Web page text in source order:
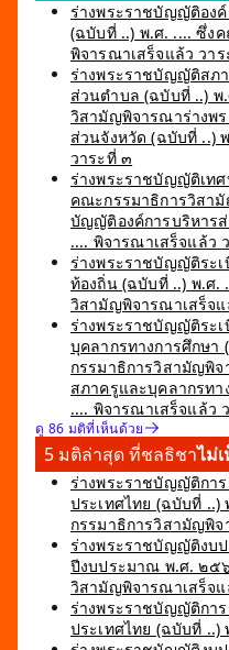
ร่างพระราชบัญญัติอง
(ฉบับที่ ..) พ.ศ. .... ซึ่ง
พิจารณาเสร็จแล้ว วา
ร่างพระราชบัญญัติสภ
ส่วนตำบล (ฉบับที่ ..) พ
วิสามัญพิจารณาร่างพ
ส่วนจังหวัด (ฉบับที่ ..)
วาระที่ ๓
ร่างพระราชบัญญัติเท
คณะกรรมาธิการวิสา
บัญญัติองค์การบริหาร
.... พิจารณาเสร็จแล้ว
ร่างพระราชบัญญัติระ
ท้องถิ่น (ฉบับที่ ..) พ.ศ.
วิสามัญพิจารณาเสร็จ
ร่างพระราชบัญญัติระ
บุคลากรทางการศึกษ
กรรมาธิการวิสามัญพิ
สภาครูและบุคลากรท
.... พิจารณาเสร็จแล้ว
ดู 86 มติที่เห็นด้วย
5 มติล่าสุด ที่ชลธิชาไม่
ร่างพระราชบัญญัติกา
ประเทศไทย (ฉบับที่
กรรมาธิการวิสามัญพิ
ร่างพระราชบัญญัติงบ
ปีงบประมาณ พ.ศ. ๒๕
วิสามัญพิจารณาเสร็จ
ร่างพระราชบัญญัติกา
ประเทศไทย (ฉบับที่ ..)